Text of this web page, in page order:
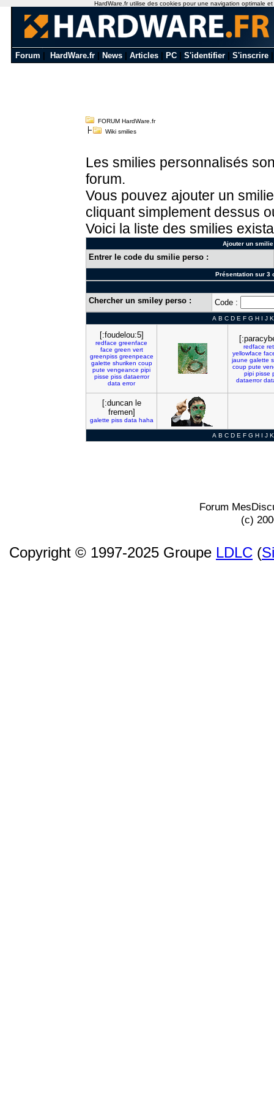
Forum HardWare.fr News Articles PC S'identifier S'inscrire
FORUM HardWare.fr
Wiki smilies
Les smilies personnalisés
forum.
Vous pouvez ajouter un
cliquant simplement dessus
Voici la liste des smilies
Ajouter un
Entrer le code du smilie perso :
Présentation sur 3
Chercher un smiley perso : Code :
A B C D E F G H I J K
[:foudelou:5]
redface greenface
face green vert
greenpiss greenpeace
galette shuriken coup
pute vengeance pipi
pisse piss dataerror
data error
redface
yellowface
jaune galette
coup pute
pipi pisse
dataerror
[:duncan le
fremen]
galette piss data haha
A B C D E F G H I J K
Forum
(c)
Copyright © 1997-2025 Groupe LDLC (
HardWare.fr utilise des cookies pour une navigation optimale